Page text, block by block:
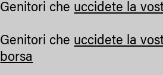
Genitori che uccidete la
Genitori che uccidete la
borsa